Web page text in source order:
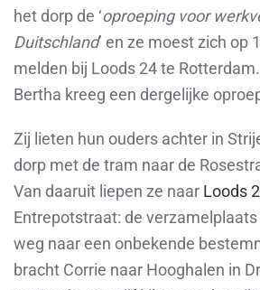
het dorp de ‘oproeping voor
Duitschland’ en ze moest zich op
melden bij Loods 24 te
Bertha kreeg een dergelijke
Zij lieten hun ouders achter in
dorp met de tram naar de
Van daaruit liepen ze naar Loods
Entrepotstraat: de
weg naar een onbekende
bracht Corrie naar Hooghalen in